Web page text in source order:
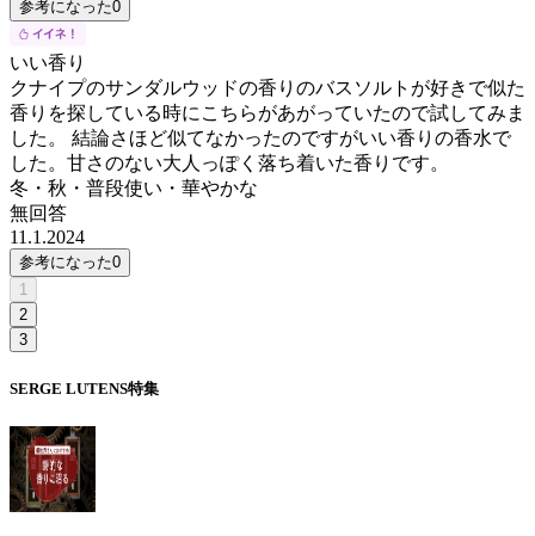
参考になった0
いい香り
クナイプのサンダルウッドの香りのバスソルトが好きで似た
香りを探している時にこちらがあがっていたので試してみま
した。 結論さほど似てなかったのですがいい香りの香水で
した。甘さのない大人っぽく落ち着いた香りです。
冬・秋・普段使い・華やかな
無回答
11.1.2024
参考になった0
1
2
3
SERGE LUTENS特集